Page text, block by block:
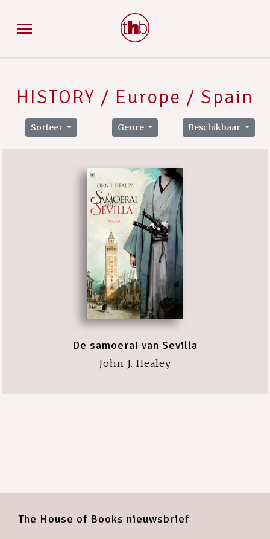
HISTORY / Europe / Spain
Sorteer Genre Beschikbaar
De samoerai van Sevilla
John J. Healey
The House of Books nieuwsbrief